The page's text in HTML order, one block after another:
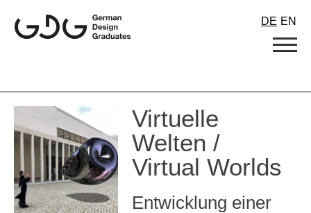
content
DE EN
Virtuelle
Welten /
Virtual Worlds
Entwicklung einer